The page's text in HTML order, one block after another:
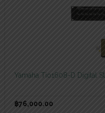
Yamaha Tio1608-D Digital
฿76,000.00